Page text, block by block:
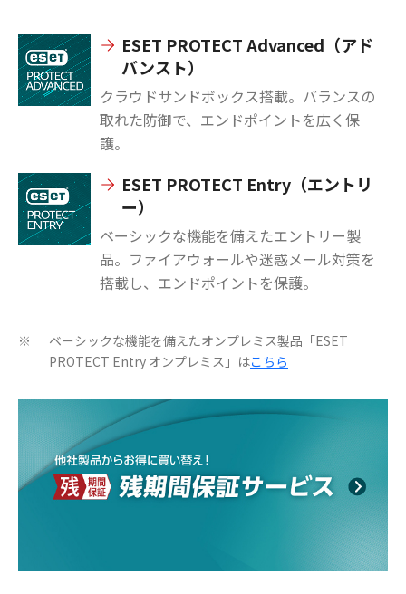
ESET PROTECT Advanced（アド
バンスト）
クラウドサンドボックス搭載。バランスの
取れた防御で、エンドポイントを広く保
護。
ESET PROTECT Entry（エントリ
ー）
ベーシックな機能を備えたエントリー製
品。ファイアウォールや迷惑メール対策を
搭載し、エンドポイントを保護。
※
ベーシックな機能を備えたオンプレミス製品「ESET
PROTECT Entry オンプレミス」はこちら